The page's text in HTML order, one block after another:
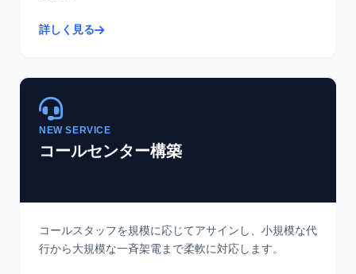
詳しく見る
NEW SERVICE
コールセンター構築
コールスタッフを規模に応じてアサインし、小規模な代
行から大規模な一斉架電まで柔軟に対応します。